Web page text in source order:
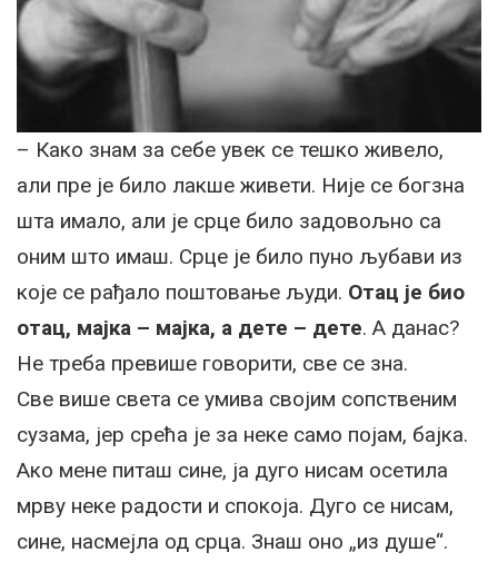
– Како знам за себе увек се тешко живело,
али пре је било лакше живети. Није се богзна
шта имало, али је срце било задовољно са
оним што имаш. Срце је било пуно љубави из
које се рађало поштовање људи. Отац је био
отац, мајка – мајка, а дете – дете. А данас?
Не треба превише говорити, све се зна.
Све више света се умива својим сопственим
сузама, јер срећа је за неке само појам, бајка.
Ако мене питаш сине, ја дуго нисам осетила
мрву неке радости и спокоја. Дуго се нисам,
сине, насмејла од срца. Знаш оно „из душе“.